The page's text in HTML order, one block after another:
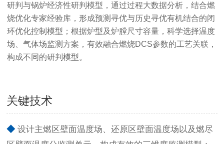
研判与锅炉经济性研判模型，通过过程大数据分析，结合燃
烧优化专家经验库，形成预测寻优与历史寻优有机结合的闭
环优化控制模型；根据炉型及炉膛尺寸容量，科学选择温度
场、气体场监测方案，有效融合燃烧DCS参数的工艺关联，
构成不同的研判模型。
关键技术
◆ 设计主燃区壁面温度场、还原区壁面温度场以及燃尽